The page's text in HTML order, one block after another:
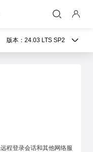
版本： 24.03 LTS SP2
程登录会话和其他网络服